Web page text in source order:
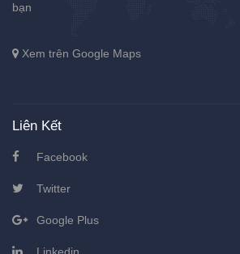
bạn
Xem trên Google Maps
Liên Kết
Facebook
Twitter
Google Plus